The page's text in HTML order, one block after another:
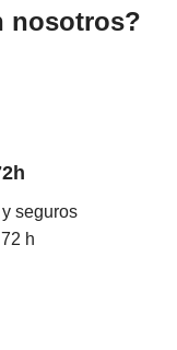
nosotros?
seguros
h